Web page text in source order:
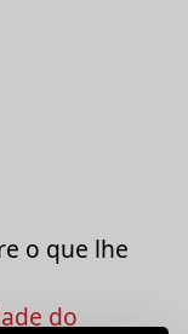
o que lhe
do